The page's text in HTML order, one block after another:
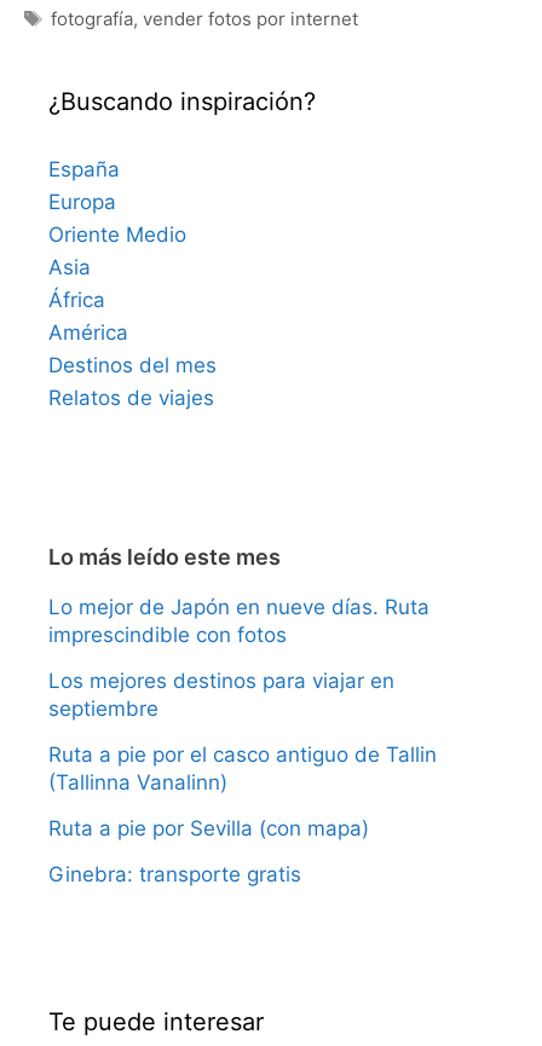
Etiquetas
fotografía, vender fotos por internet
¿Buscando inspiración?
España
Europa
Oriente Medio
Asia
África
América
Destinos del mes
Relatos de viajes
Lo más leído este mes
Lo mejor de Japón en nueve días. Ruta
imprescindible con fotos
Los mejores destinos para viajar en
septiembre
Ruta a pie por el casco antiguo de Tallin
(Tallinna Vanalinn)
Ruta a pie por Sevilla (con mapa)
Ginebra: transporte gratis
Te puede interesar